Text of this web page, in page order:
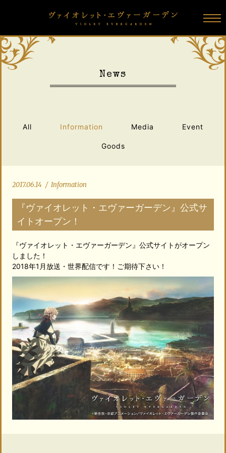
N ews
All Information Media Event
Goods
2017.06.14 / Information
『ヴァイオレット・エヴァーガーデン』公式サ
イトオープン！
『ヴァイオレット・エヴァーガーデン』公式サイトがオープン
しました！
2018年1月放送・世界配信です！ご期待下さい！